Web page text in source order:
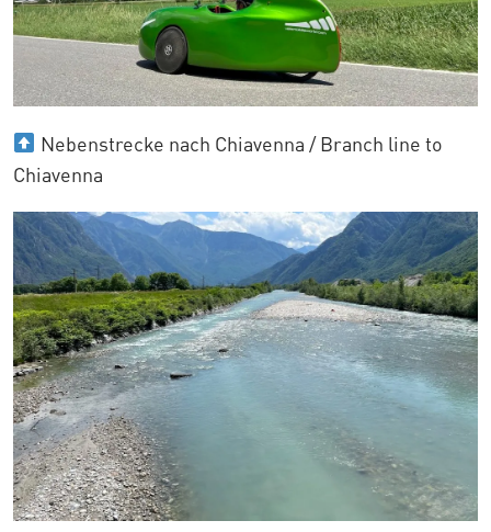
Nebenstrecke nach Chiavenna / Branch line to
Chiavenna